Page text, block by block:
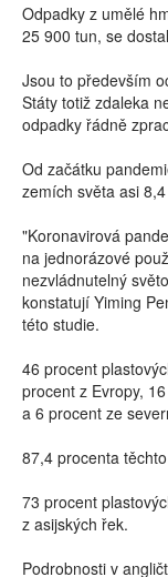
Odpadky z umělé
25 900 tun, se
Jsou to především
Státy totiž zdaleka
odpadky řádně
Od začátku
zemích světa asi
"Koronavirová
na jednorázové
nezvládnutelný
konstatují Yiming
této studie.
46 procent
procent z Evropy,
a 6 procent ze
87,4 procenta
73 procent
z asijských řek.
Podrobnosti v